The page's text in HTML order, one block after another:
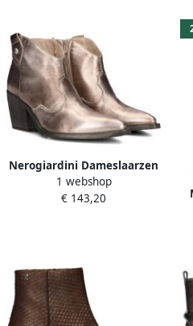
Nerogiardini Dameslaarzen
Goudkleurig Yellow Dames
1 webshop
€ 143,20